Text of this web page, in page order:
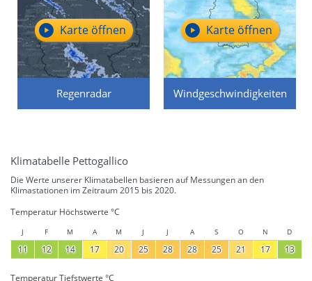
Regenradar
Karte öffnen
Windgeschwindigkeiten
Karte öffnen
Klimatabelle Pettogallico
Die Werte unserer Klimatabellen basieren auf Messungen an den
Klimastationen im Zeitraum 2015 bis 2020.
Temperatur Höchstwerte °C
J F M A M J J A S O N D
11 12 14 17 20 25 28 28 25 21 17 13
Temperatur Tiefstwerte °C